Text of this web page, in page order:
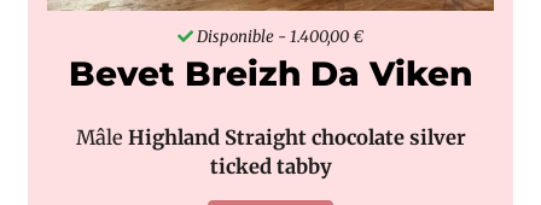
Disponible - 1.400,00 €
Bevet Breizh Da Viken
Mâle Highland Straight chocolate silver
ticked tabby